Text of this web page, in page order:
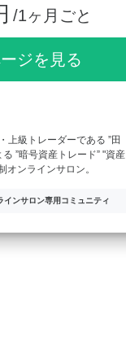
/1ヶ月ごと
ジを見る
上級トレーダーである ”田
”暗号資産トレード” "資産
オンラインサロン。
インサロン専用コミュニティ